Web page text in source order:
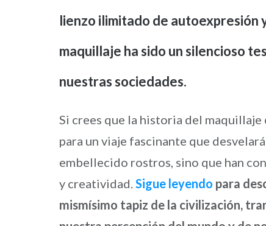
lienzo ilimitado de autoexpresión
maquillaje ha sido un silencioso
nuestras sociedades.
Si crees que la historia del maquillaje
para un viaje fascinante que
embellecido rostros, sino que han
y creatividad. Sigue leyendo para
mismísimo tapiz de la civilización,